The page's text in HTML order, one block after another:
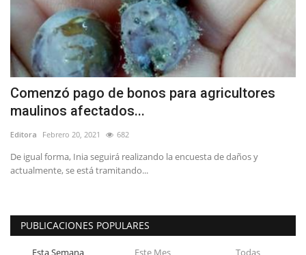
Tribunales
Deporte
Política
Espectáculos
Comenzó pago de bonos para agricultores
maulinos afectados...
Editora Febrero 20, 2021 682
De igual forma, Inia seguirá realizando la encuesta de daños y
actualmente, se está tramitando...
PUBLICACIONES POPULARES
Esta Semana Este Mes Todas